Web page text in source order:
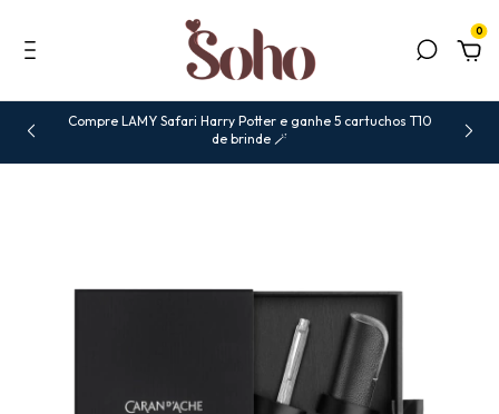
0
Compre LAMY Safari Harry Potter e ganhe 5 cartuchos T10
de brinde 🪄